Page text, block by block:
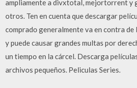
ampliamente a divxtotal, mejortorrent
otros. Ten en cuenta que descargar
comprado generalmente va en contra de
y puede causar grandes multas por
un tiempo en la cárcel. Descarga
archivos pequeños. Peliculas Series.